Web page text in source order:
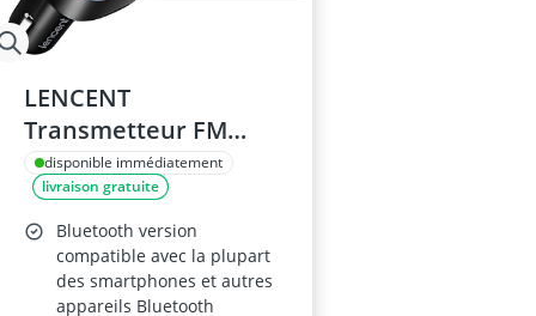
LENCENT
Transmetteur FM
Bluetooth Voiture
disponible immédiatement
livraison gratuite
Bluetooth version
compatible avec la plupart
des smartphones et autres
appareils Bluetooth